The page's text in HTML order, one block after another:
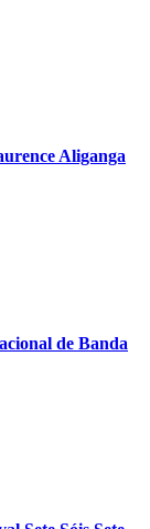
Aliganga
de Banda